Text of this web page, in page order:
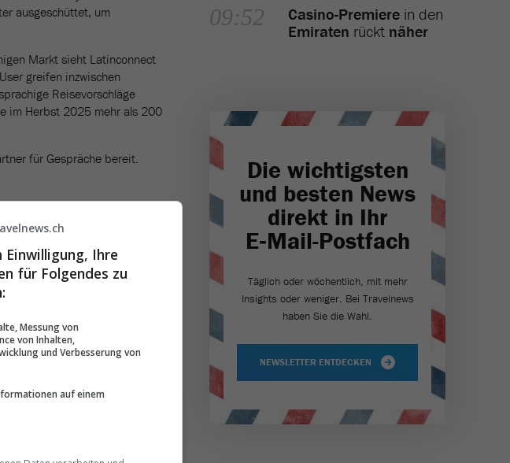
ausgeschüttet, um
Markt sieht Latinconnect
greifen inzwischen
Reisevorschläge
im Herbst 2025 mehr als 200
für Gespräche bereit.
09:52 Casino-Premiere in den
Emiraten rückt näher
Die wichtigsten
und besten News
direkt in Ihr
E‑Mail-Postfach
Täglich oder wöchentlich, mit mehr
Insights oder weniger. Bei Travel­news
haben Sie die Wahl.
NEWSLETTER ENTDECKEN
Ihre
für Folgendes zu
Messung von
von Inhalten,
und Verbesserung von
auf einem